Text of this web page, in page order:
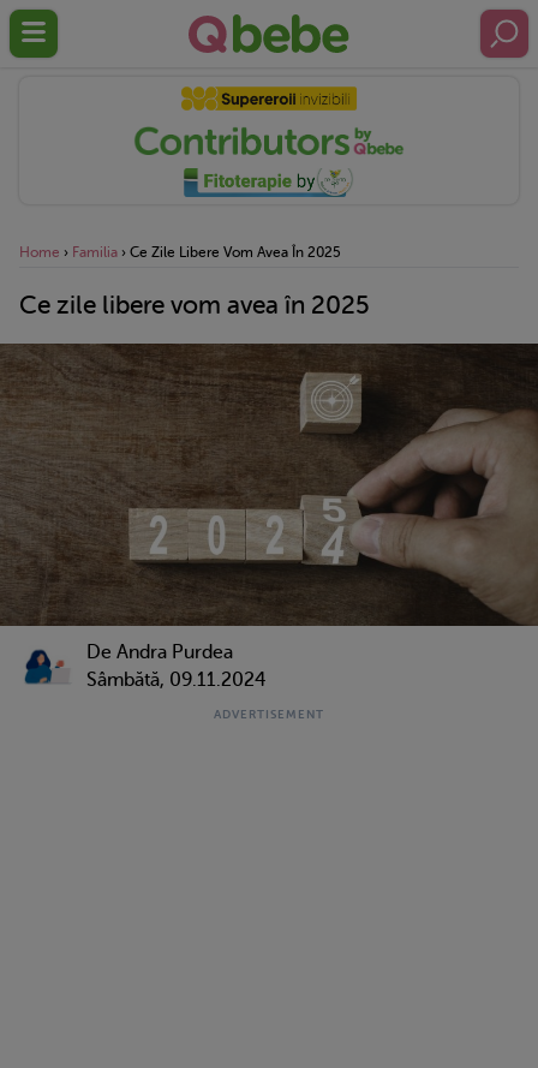
Home › Familia › Ce Zile Libere Vom Avea În 2025
Ce zile libere vom avea în 2025
De Andra Purdea
Sâmbătă, 09.11.2024